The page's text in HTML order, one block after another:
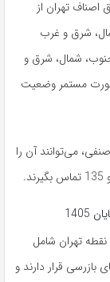
تهران از
شرق و غرب
مرکز، جنوب، شمال، شرق و
مستمر وضعیت
می‌توانند آن را
نقطه تهران شامل
قرار دارند و